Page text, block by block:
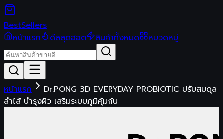
BestSellers
หน้าแรก
ดีลสุดฮอต สินค้าทั้งหมด หมวดหมู่
หน้าแรก
Dr.PONG 3D EVERYDAY PROBIOTIC ปรับสมดุล
ลำไส้ บำรุงผิว เสริมระบบภูมิคุ้มกัน